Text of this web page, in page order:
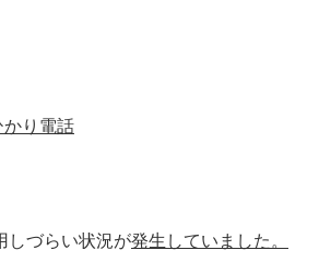
かり電話
しづらい状況が発生していました。